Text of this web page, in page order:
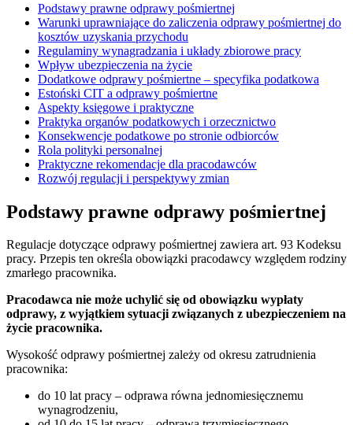
Podstawy prawne odprawy pośmiertnej
Warunki uprawniające do zaliczenia odprawy pośmiertnej do
kosztów uzyskania przychodu
Regulaminy wynagradzania i układy zbiorowe pracy
Wpływ ubezpieczenia na życie
Dodatkowe odprawy pośmiertne – specyfika podatkowa
Estoński CIT a odprawy pośmiertne
Aspekty księgowe i praktyczne
Praktyka organów podatkowych i orzecznictwo
Konsekwencje podatkowe po stronie odbiorców
Rola polityki personalnej
Praktyczne rekomendacje dla pracodawców
Rozwój regulacji i perspektywy zmian
Podstawy prawne odprawy pośmiertnej
Regulacje dotyczące odprawy pośmiertnej zawiera art. 93 Kodeksu
pracy. Przepis ten określa obowiązki pracodawcy względem rodziny
zmarłego pracownika.
Pracodawca nie może uchylić się od obowiązku wypłaty
odprawy, z wyjątkiem sytuacji związanych z ubezpieczeniem na
życie pracownika.
Wysokość odprawy pośmiertnej zależy od okresu zatrudnienia
pracownika:
do 10 lat pracy – odprawa równa jednomiesięcznemu
wynagrodzeniu,